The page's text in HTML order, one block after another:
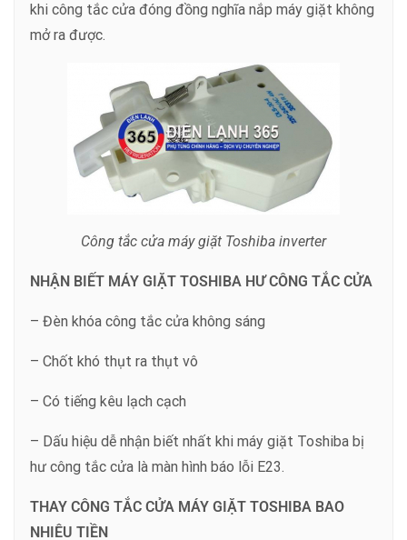
khi công tắc cửa đóng đồng nghĩa nắp máy giặt không
mở ra được.
Công tắc cửa máy giặt Toshiba inverter
NHẬN BIẾT MÁY GIẶT TOSHIBA HƯ CÔNG TẮC CỬA
– Đèn khóa công tắc cửa không sáng
– Chốt khó thụt ra thụt vô
– Có tiếng kêu lạch cạch
– Dấu hiệu dễ nhận biết nhất khi máy giặt Toshiba bị
hư công tắc cửa là màn hình báo lỗi E23.
THAY CÔNG TẮC CỬA MÁY GIẶT TOSHIBA BAO
NHIÊU TIỀN